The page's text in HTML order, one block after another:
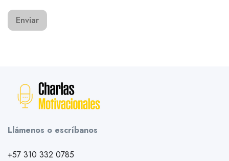
Enviar
Llámenos o escríbanos
+57 310 332 0785